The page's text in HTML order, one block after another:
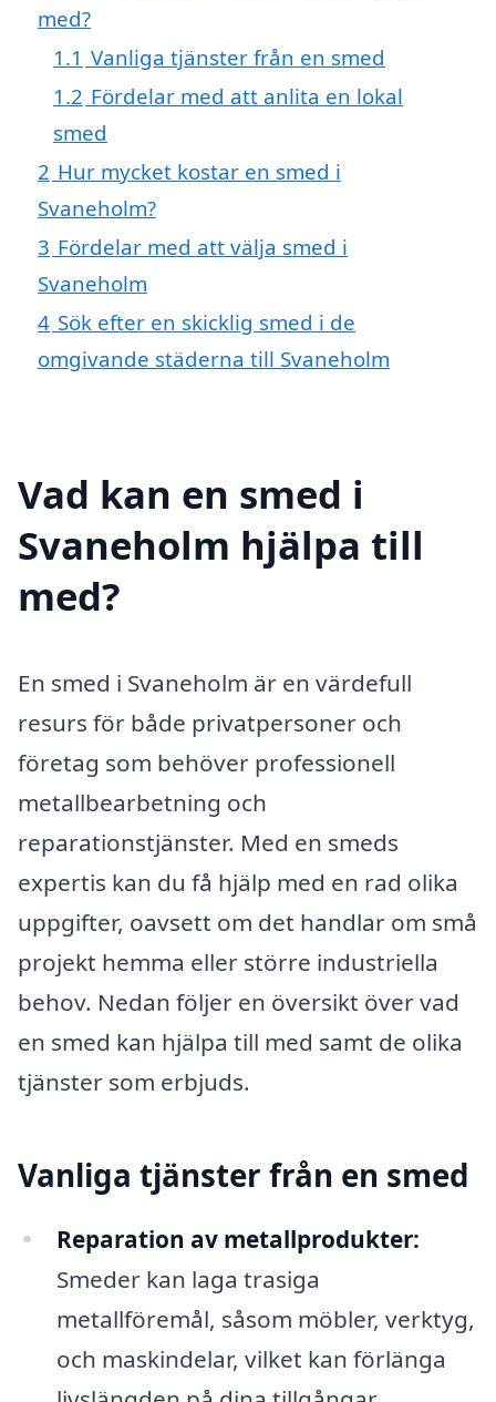
med?
1.1 Vanliga tjänster från en smed
1.2 Fördelar med att anlita en lokal
smed
2 Hur mycket kostar en smed i
Svaneholm?
3 Fördelar med att välja smed i
Svaneholm
4 Sök efter en skicklig smed i de
omgivande städerna till Svaneholm
Vad kan en smed i
Svaneholm hjälpa till
med?
En smed i Svaneholm är en värdefull
resurs för både privatpersoner och
företag som behöver professionell
metallbearbetning och
reparationstjänster. Med en smeds
expertis kan du få hjälp med en rad olika
uppgifter, oavsett om det handlar om små
projekt hemma eller större industriella
behov. Nedan följer en översikt över vad
en smed kan hjälpa till med samt de olika
tjänster som erbjuds.
Vanliga tjänster från en smed
Reparation av metallprodukter:
Smeder kan laga trasiga
metallföremål, såsom möbler, verktyg,
och maskindelar, vilket kan förlänga